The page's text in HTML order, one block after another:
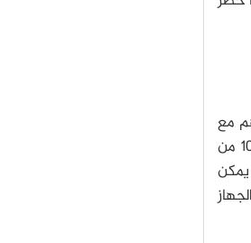
مع
الطعام الذي يتناولونه، ويعيش العديد منها في أنوفهم وأفواههم. يعرّض الإنتان التنفسي العُلويّ الطفل إلى 4-10 من
يمكن